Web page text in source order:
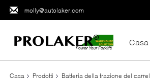
molly@autolaker.com
Casa
Casa Prodotti Batteria della trazione del